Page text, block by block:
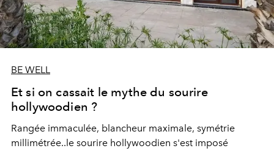
BE WELL
Et si on cassait le mythe du sourire
hollywoodien ?
Rangée immaculée, blancheur maximale, symétrie
millimétrée..le sourire hollywoodien s'est imposé